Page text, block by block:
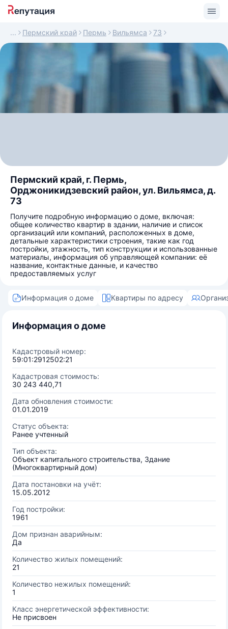
Пермский край Пермь Вильямса 73
Пермский край, г. Пермь,
Орджоникидзевский район, ул. Вильямса, д.
73
Получите подробную информацию о доме, включая:
общее количество квартир в здании, наличие и список
организаций или компаний, расположенных в доме,
детальные характеристики строения, такие как год
постройки, этажность, тип конструкции и использованные
материалы, информация об управляющей компании: её
название, контактные данные, и качество
предоставляемых услуг
Информация о доме Квартиры по адресу
Информация о доме
Кадастровый номер:
59:01:2912502:21
Кадастровая стоимость:
30 243 440,71
Дата обновления стоимости:
01.01.2019
Статус объекта:
Ранее учтенный
Тип объекта:
Объект капитального строительства, Здание
(Многоквартирный дом)
Дата постановки на учёт:
15.05.2012
Год постройки:
1961
Дом признан аварийным:
Да
Количество жилых помещений:
21
Количество нежилых помещений:
1
Класс энергетической эффективности:
Не присвоен